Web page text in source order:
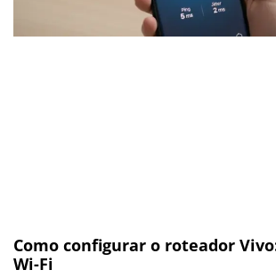
Como configurar o roteador
Wi-Fi